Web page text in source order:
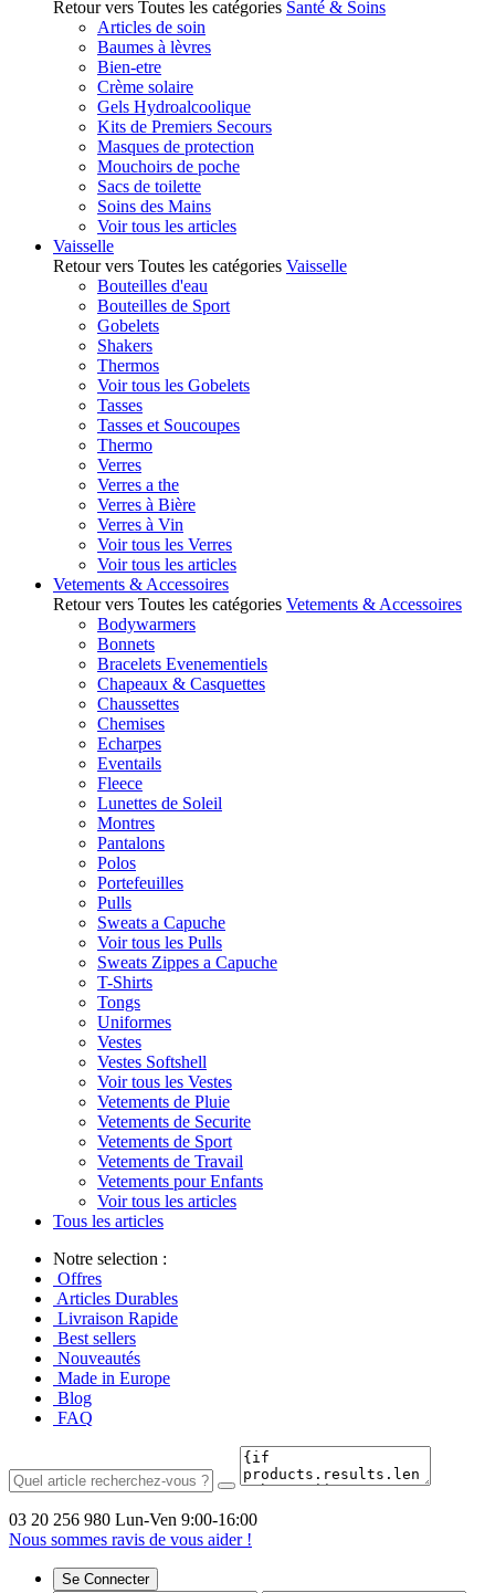
Retour vers Toutes les catégories Santé & Soins
Articles de soin
Baumes à lèvres
Bien-etre
Crème solaire
Gels Hydroalcoolique
Kits de Premiers Secours
Masques de protection
Mouchoirs de poche
Sacs de toilette
Soins des Mains
Voir tous les articles
Vaisselle
Retour vers Toutes les catégories Vaisselle
Bouteilles d'eau
Bouteilles de Sport
Gobelets
Shakers
Thermos
Voir tous les Gobelets
Tasses
Tasses et Soucoupes
Thermo
Verres
Verres a the
Verres à Bière
Verres à Vin
Voir tous les Verres
Voir tous les articles
Vetements & Accessoires
Retour vers Toutes les catégories Vetements & Accessoires
Bodywarmers
Bonnets
Bracelets Evenementiels
Chapeaux & Casquettes
Chaussettes
Chemises
Echarpes
Eventails
Fleece
Lunettes de Soleil
Montres
Pantalons
Polos
Portefeuilles
Pulls
Sweats a Capuche
Voir tous les Pulls
Sweats Zippes a Capuche
T-Shirts
Tongs
Uniformes
Vestes
Vestes Softshell
Voir tous les Vestes
Vetements de Pluie
Vetements de Securite
Vetements de Sport
Vetements de Travail
Vetements pour Enfants
Voir tous les articles
Tous les articles
Notre selection :
Offres
Articles Durables
Livraison Rapide
Best sellers
Nouveautés
Made in Europe
Blog
FAQ
03 20 256 980 Lun-Ven 9:00-16:00
Nous sommes ravis de vous aider !
Se Connecter